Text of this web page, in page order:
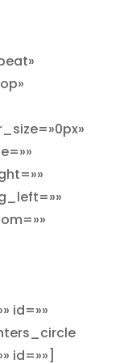
id=»»
id=»»]